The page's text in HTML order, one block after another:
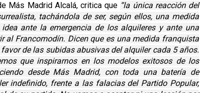
Más Madrid Alcalá, critica que “la única reacción del
tachándola de ser, según ellos, una medida
ante la emergencia de los alquileres y ante una
al Francomodín. Dicen que es una medida franquista
de las subidas abusivas del alquiler cada 5 años.
que inspirarnos en los modelos exitosos de los
desde Más Madrid, con toda una batería de
indefinido, frente a las falacias del Partido Popular,